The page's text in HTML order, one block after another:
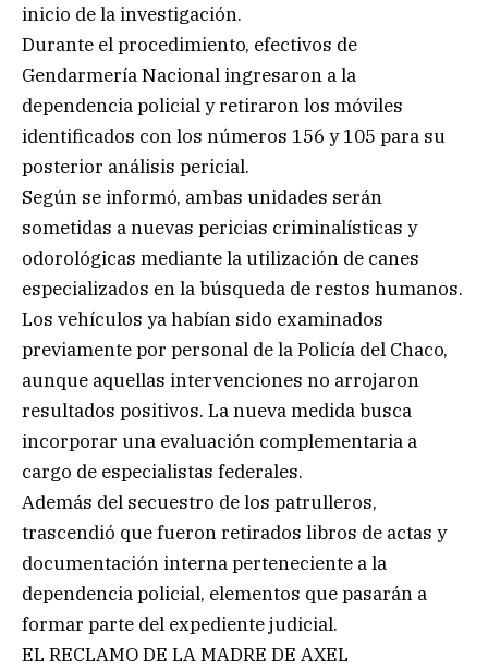
inicio de la investigación.
Durante el procedimiento, efectivos de
Gendarmería Nacional ingresaron a la
dependencia policial y retiraron los móviles
identificados con los números 156 y 105 para su
posterior análisis pericial.
Según se informó, ambas unidades serán
sometidas a nuevas pericias criminalísticas y
odorológicas mediante la utilización de canes
especializados en la búsqueda de restos humanos.
Los vehículos ya habían sido examinados
previamente por personal de la Policía del Chaco,
aunque aquellas intervenciones no arrojaron
resultados positivos. La nueva medida busca
incorporar una evaluación complementaria a
cargo de especialistas federales.
Además del secuestro de los patrulleros,
trascendió que fueron retirados libros de actas y
documentación interna perteneciente a la
dependencia policial, elementos que pasarán a
formar parte del expediente judicial.
EL RECLAMO DE LA MADRE DE AXEL